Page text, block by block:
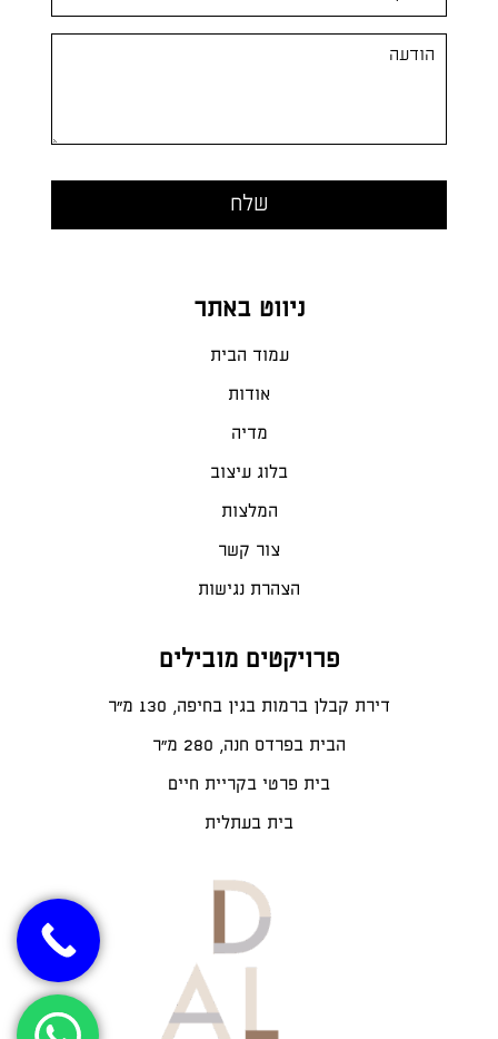
ניווט באתר
עמוד הבית
אודות
מדיה
בלוג עיצוב
המלצות
צור קשר
הצהרת נגישות
פרויקטים מובילים
דירת קבלן ברמות בגין בחיפה, 130 מ"ר
הבית בפרדס חנה, 280 מ״ר
בית פרטי בקריית חיים
בית בעתלית